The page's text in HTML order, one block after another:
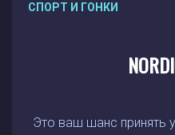
СПОРТ И ГОНКИ
Это ваш шанс принять